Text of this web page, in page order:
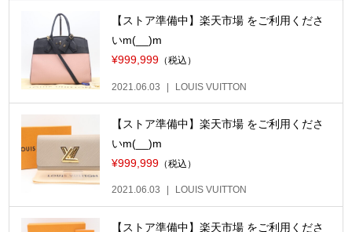
【ストア準備中】楽天市場 をご利用くださ
いm(__)m
¥999,999 （税込）
2021.06.03 LOUIS VUITTON
【ストア準備中】楽天市場 をご利用くださ
いm(__)m
¥999,999 （税込）
2021.06.03 LOUIS VUITTON
【ストア準備中】楽天市場 をご利用くださ